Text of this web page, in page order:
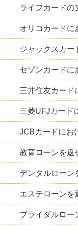
ライフカードの
オリコカードに
ジャックスカー
セゾンカードに
三井住友カード
三菱UFJカード
JCBカードにお
教育ローンを返
デンタルローン
エステローンを
ブライダルロー